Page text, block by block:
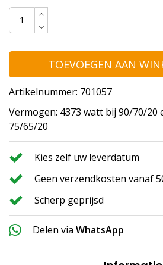
TOEVOEGEN AAN
Artikelnummer: 701057
Vermogen: 4373 watt bij 90/70/20
75/65/20
Kies zelf uw leverdatum
Geen verzendkosten vanaf
Scherp geprijsd
Delen via WhatsApp